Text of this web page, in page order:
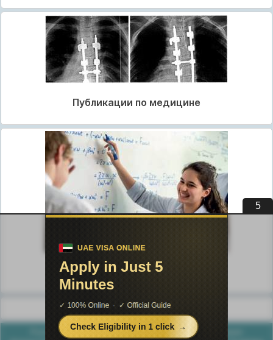
Публикации по медицине
Публикации по педагогике
Разделы публикаций
Poznayka.org - Познайка.Орг - 2016-2026 год. Материал
4